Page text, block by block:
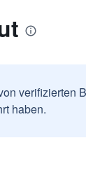
verifizierten
haben.